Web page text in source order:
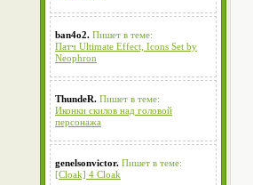
ban4o2. Пишет в теме:
Патч Ultimate Effect, Icons Set by
Neophron
ThundeR. Пишет в теме:
Иконки скилов над головой
персонажа
genelsonvictor. Пишет в теме:
[Cloak] 4 Cloak